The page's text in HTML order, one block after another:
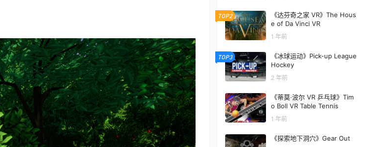
TOP2
《达芬奇之家 VR》The Hous
e of Da Vinci VR
1 年前
TOP3
《冰球运动》Pick-up League
Hockey
2 年前
《蒂莫·波尔 VR 乒乓球》Tim
o Boll VR Table Tennis
1 年前
《探索地下洞穴》Gear Out